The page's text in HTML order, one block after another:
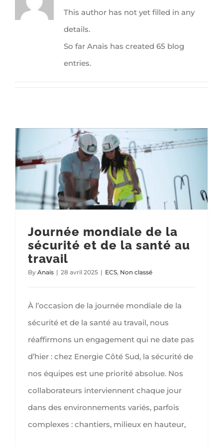
This author has not yet filled in any
details.
So far Anais has created 65 blog
entries.
Journée mondiale de la
sécurité et de la santé au
travail
By Anais | 28 avril 2025 | ECS, Non classé
À l’occasion de la journée mondiale de la
sécurité et de la santé au travail, nous
réaffirmons un engagement qui ne date pas
d’hier : chez Energie Côté Sud, la sécurité de
nos équipes est une priorité absolue. Nos
collaborateurs interviennent chaque jour
dans des environnements variés, parfois
complexes : chantiers, milieux en hauteur,